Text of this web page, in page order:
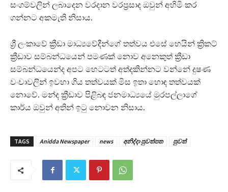
සංගම්වලින් ලබාදෙන වරදාන වරප්‍රසාද ඔවුන් අහිමි කර
ගන්නට අකමැති නිසාය.
ශ්‍රී ලංකාවේ ක්‍රීඩා මාධ්‍යවේදීන්ගේ තත්වය එසේ හෙයින් ක්‍රිකට්
ක්‍රීඩාව සම්බන්ධයෙන් පමණක් නොව අනෙකුත් ක්‍රීඩා
සම්බන්ධයෙන්ද අපට හෙටටත් අත්දකින්නට වන්නේ දුෂණ
වංචාවලින් ඉවහා ගිය තත්වයක් මිස ඉතා හොඳ තත්වයක්
නොවේ. මන්ද ක්‍රීඩාව පිළිබඳ ජනමාධ්‍යයේ මුරපල්ලාගේ
කාර්ය ඔවුන් අතින් ඉටු නොවන නිසාය.
TAGS Anidda Newspaper news අනිද්දා පුවත්පත පුවත්